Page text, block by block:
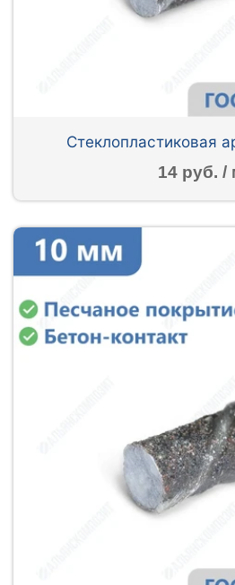
Стеклопластиковая
14 руб. /